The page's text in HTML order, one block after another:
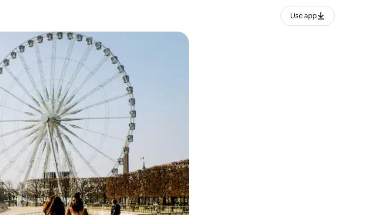
Use app
ზემოთ/ქვემოთ მიმართული ისრებით ან შეხებისა თუ თითის გასმის ჟესტები.